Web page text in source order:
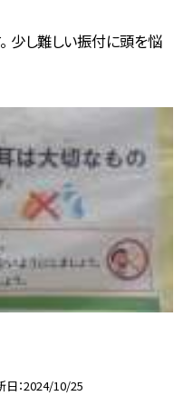
少し難しい振付に頭を悩
日 2024/10/25